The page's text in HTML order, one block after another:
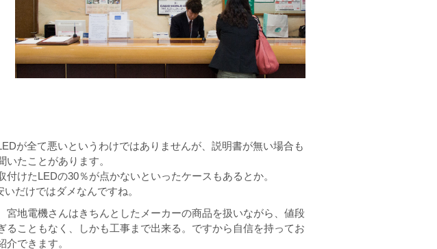
が全て悪いというわけではありませんが、説明書が無い場合も
いたことがあります。
付けたLEDの30％が点かないといったケースもあるとか。
いだけではダメなんですね。
宮地電機さんはきちんとしたメーカーの商品を扱いながら、値段
ることもなく、しかも工事まで出来る。ですから自信を持ってお
介できます。